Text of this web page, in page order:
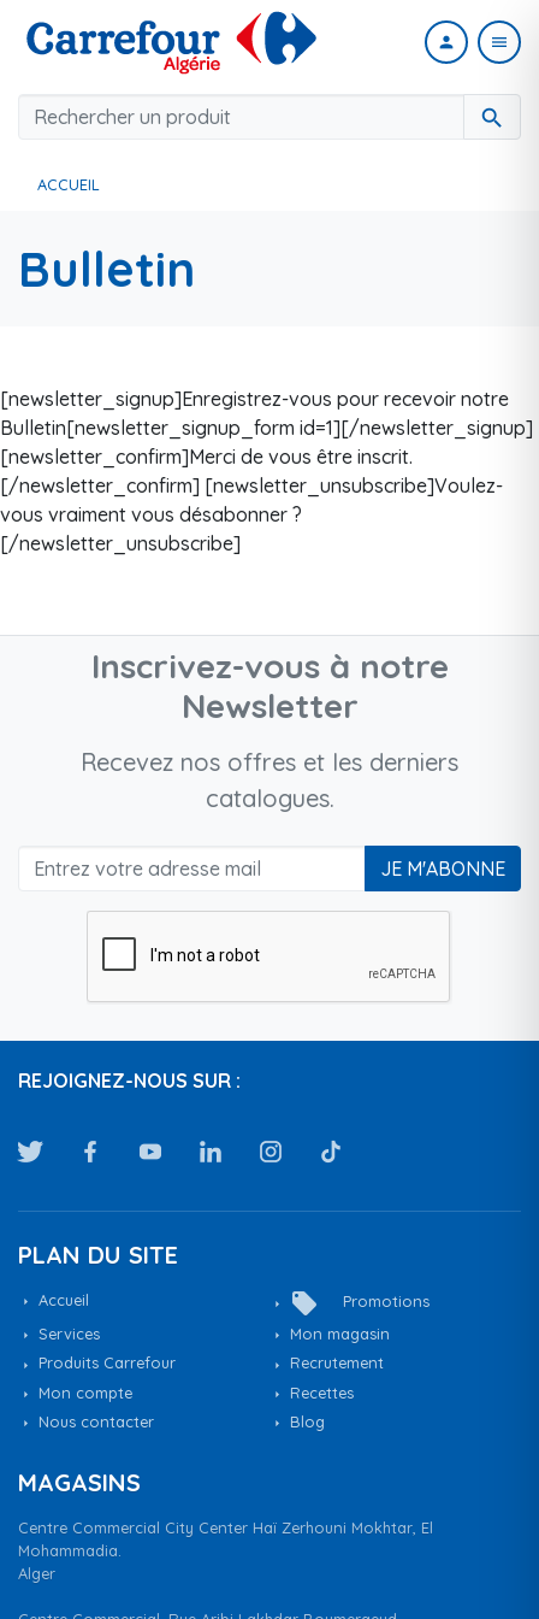
search
person menu
ACCUEIL
Bulletin
[newsletter_signup]Enregistrez-vous pour recevoir notre
Bulletin[newsletter_signup_form id=1][/newsletter_signup]
[newsletter_confirm]Merci de vous être inscrit.
[/newsletter_confirm] [newsletter_unsubscribe]Voulez-
vous vraiment vous désabonner ?
[/newsletter_unsubscribe]
Inscrivez-vous à notre
Newsletter
Recevez nos offres et les derniers
catalogues.
JE M'ABONNE
REJOIGNEZ-NOUS SUR :
PLAN DU SITE
Accueil local_offer
Promotions
Services
Mon magasin
Produits Carrefour
Recrutement
Mon compte
Recettes
Nous contacter
Blog
MAGASINS
Centre Commercial City Center Haï Zerhouni Mokhtar, El
Mohammadia.
Alger